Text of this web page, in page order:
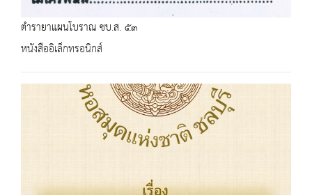
ตำรายาแผนโบราณ ชบ.ส. ๕๓
หนังสืออิเล็กทรอนิกส์